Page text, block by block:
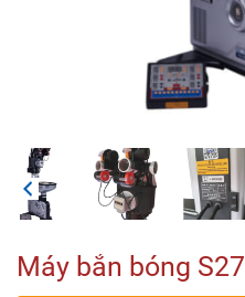
Máy bắn bóng S27